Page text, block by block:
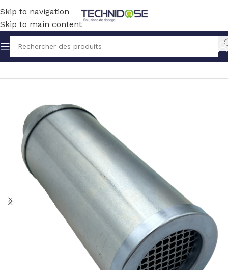
Skip to navigation
Skip to main content
Accueil BLOWERS ACCESSOIRES / PIECES DETACHEES